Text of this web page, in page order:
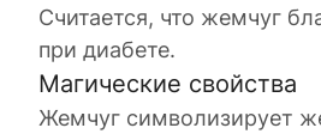
Считается, что жемчуг
при диабете.
Магические свойства
Жемчуг символизирует